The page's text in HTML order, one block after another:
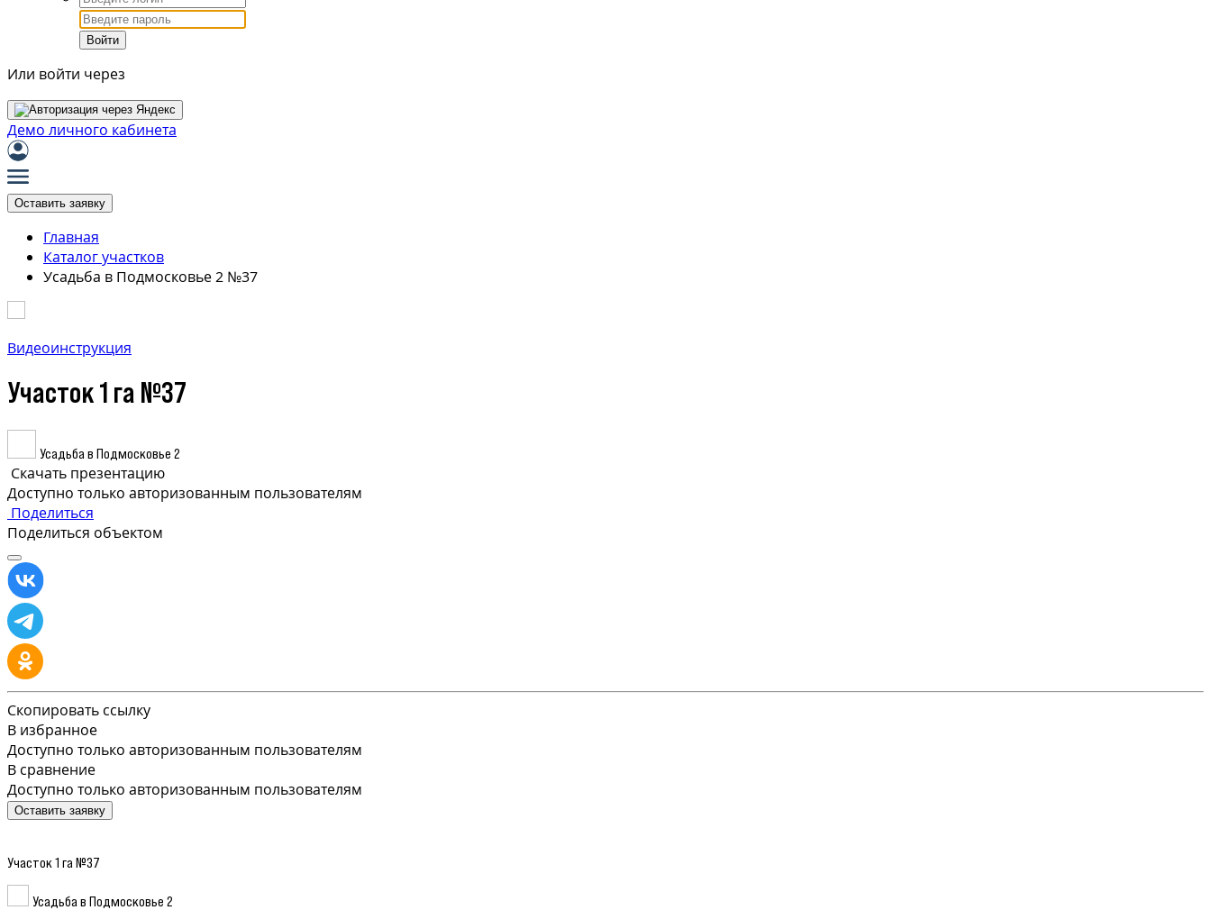
Войти
Или войти через
Демо личного кабинета
Оставить заявку
Главная
Каталог участков
Усадьба в Подмосковье 2 №37
Видеоинструкция
Участок 1 га №37
Усадьба в Подмосковье 2
Скачать презентацию
Доступно только авторизованным пользователям
Поделиться
Поделиться объектом
Скопировать ссылку
В избранное
Доступно только авторизованным пользователям
В сравнение
Доступно только авторизованным пользователям
Оставить заявку
Участок 1 га №37
Усадьба в Подмосковье 2